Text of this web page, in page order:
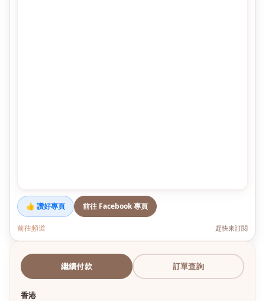
👍 讚好專頁 前往 Facebook 專頁
前往頻道 趕快來訂閱
繼續付款 訂單查詢
香港